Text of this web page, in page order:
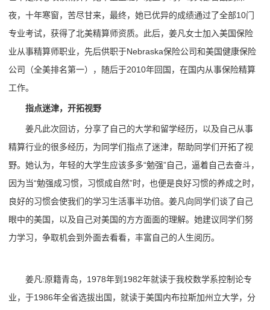
夜，十年寒窗，苦尽甘来，最终，她已优异的成绩通过了全部10门
专业考试，获得了北美精算师资质。此后，姜凡女士加入美国保险
业从事精算师职业，先后供职于Nebraska保险公司和美国健康保险
公司（全美排名第一），随后于2010年回国，在国内从事保险精算
工作。
指点迷津，开拓视野
姜凡此次回访，分享了自己的大学和留学经历，以及自己从事
精算行业的很多经历，为同学们指点了迷津，帮助同学们开拓了视
野。她认为，年轻的大学生应该多多“勉强”自己，逼着自己去奋斗，
因为当“勉强成习惯，习惯成自然”时，也便是良好习惯的养成之时，
良好的习惯会使我们的学习生活事半功倍。姜凡向同学们谈了自己
眼中的美国，以及自己对美国的方方面面的理解。她建议同学们努
力学习，争取机会到外面去看看，丰富自己的人生阅历。
姜凡:原籍青岛，1978年到1982年就读于我校数学系控制论专
业，于1986年全省选拔出国，就读于美国内布拉斯加州立大学，分